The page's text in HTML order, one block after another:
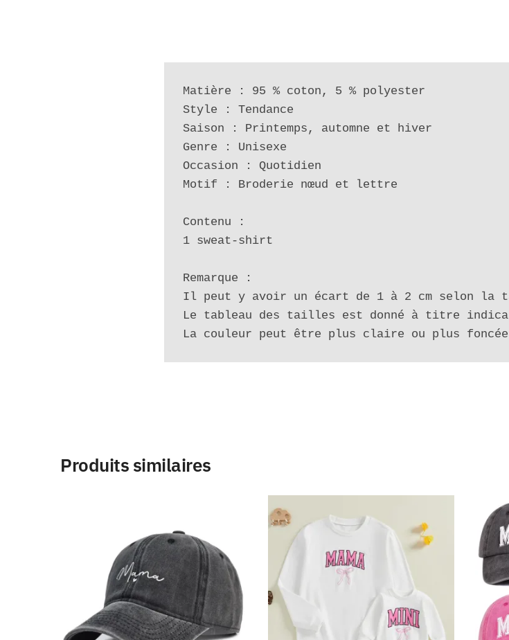
Matière : 95 % coton, 5 % polyester
Style : Tendance
Saison : Printemps, automne et hiver
Genre : Unisexe
Occasion : Quotidien
Motif : Broderie nœud et lettre
Contenu :
1 sweat-shirt
Remarque :
Il peut y avoir un écart de 1 à 2 cm selon
Le tableau des tailles est donné à titre
La couleur peut être plus claire ou plus
Produits similaires